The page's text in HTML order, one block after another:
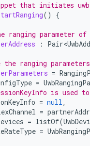
that initiates
() {
ranging parameter of
:
ranging
=
=
is used
= null,
=
= listOf(
=